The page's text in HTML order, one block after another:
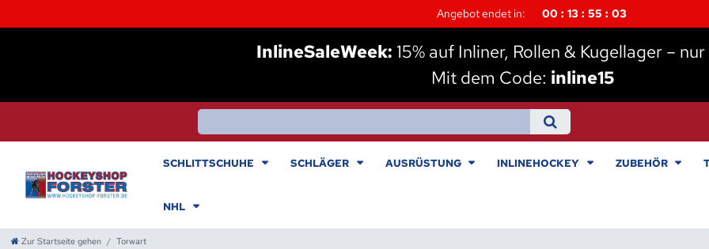
Angebot endet in: 00 13 55 02
InlineSaleWeek: 15% auf Inliner, Rollen & Kugellager –
Mit dem Code: inline15
SCHLITTSCHUHE SCHLÄGER AUSRÜSTUNG INLINEHOCKEY ZUBEHÖR
NHL
Zur Startseite gehen Torwart